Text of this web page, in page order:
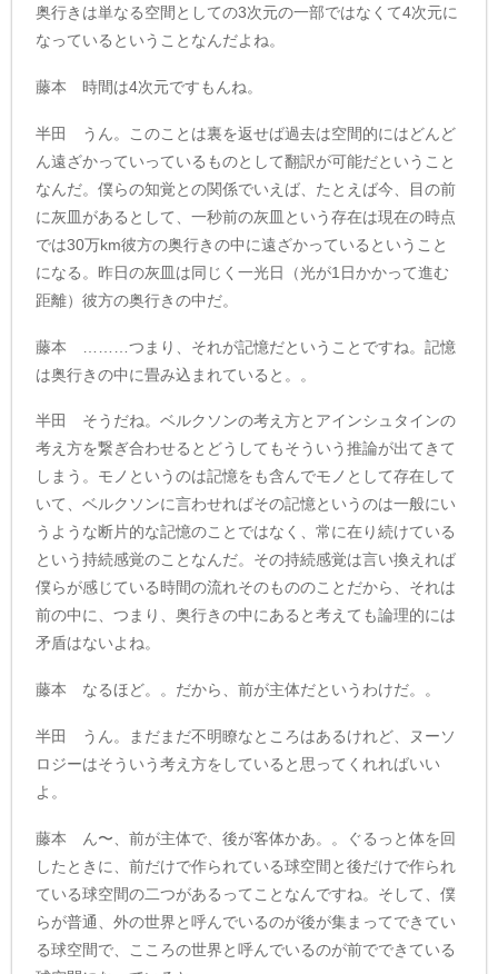
奥行きは単なる空間としての3次元の一部ではなくて4次元に
なっているということなんだよね。
藤本 時間は4次元ですもんね。
半田 うん。このことは裏を返せば過去は空間的にはどんど
ん遠ざかっていっているものとして翻訳が可能だということ
なんだ。僕らの知覚との関係でいえば、たとえば今、目の前
に灰皿があるとして、一秒前の灰皿という存在は現在の時点
では30万km彼方の奥行きの中に遠ざかっているということ
になる。昨日の灰皿は同じく一光日（光が1日かかって進む
距離）彼方の奥行きの中だ。
藤本 ………つまり、それが記憶だということですね。記憶
は奥行きの中に畳み込まれていると。。
半田 そうだね。ベルクソンの考え方とアインシュタインの
考え方を繋ぎ合わせるとどうしてもそういう推論が出てきて
しまう。モノというのは記憶をも含んでモノとして存在して
いて、ベルクソンに言わせればその記憶というのは一般にい
うような断片的な記憶のことではなく、常に在り続けている
という持続感覚のことなんだ。その持続感覚は言い換えれば
僕らが感じている時間の流れそのもののことだから、それは
前の中に、つまり、奥行きの中にあると考えても論理的には
矛盾はないよね。
藤本 なるほど。。だから、前が主体だというわけだ。。
半田 うん。まだまだ不明瞭なところはあるけれど、ヌーソ
ロジーはそういう考え方をしていると思ってくれればいい
よ。
藤本 ん〜、前が主体で、後が客体かあ。。ぐるっと体を回
したときに、前だけで作られている球空間と後だけで作られ
ている球空間の二つがあるってことなんですね。そして、僕
らが普通、外の世界と呼んでいるのが後が集まってできてい
る球空間で、こころの世界と呼んでいるのが前でできている